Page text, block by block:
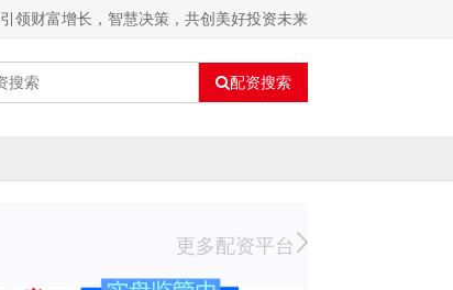
领财富增长，智慧决策，共创美好投资未来
配资搜索
更多配资平台